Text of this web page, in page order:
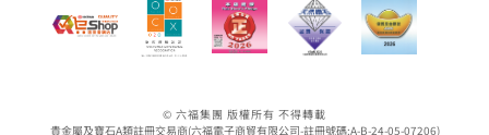
© 六福集團 版權所有 不得轉載
貴金屬及寶石A類註冊交易商(六福電子商貿有限公司-註冊號碼:A-B-24-05-07206)